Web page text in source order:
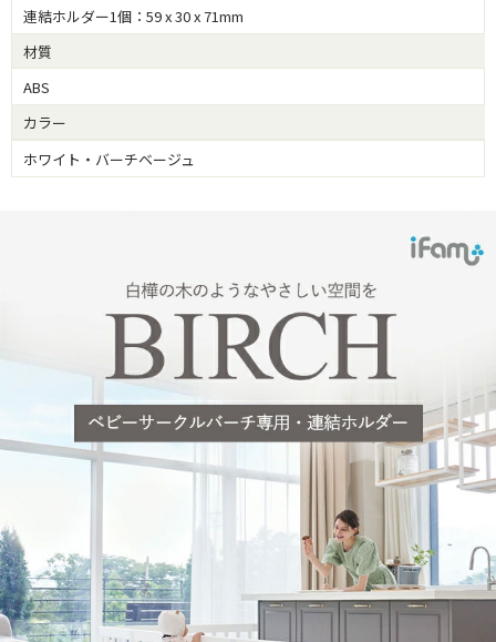
連結ホルダー1個：59 x 30 x 71mm
材質
ABS
カラー
ホワイト・バーチベージュ